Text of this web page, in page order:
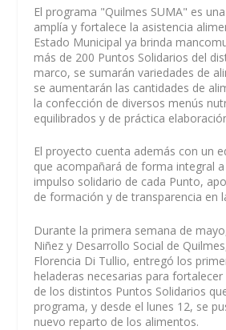
El programa "Quilmes SUMA" es
amplía y fortalece la asistencia
Estado Municipal ya brinda
más de 200 Puntos Solidarios del
marco, se sumarán variedades de
se aumentarán las cantidades de
la confección de diversos menús
equilibrados y de práctica
El proyecto cuenta además con un
que acompañará de forma integral
impulso solidario de cada Punto,
de formación y de transparencia en
Durante la primera semana de
Niñez y Desarrollo Social de
Florencia Di Tullio, entregó los
heladeras necesarias para
de los distintos Puntos Solidarios
programa, y desde el lunes 12, se
nuevo reparto de los alimentos.